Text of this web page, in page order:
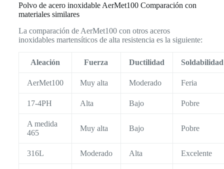
Polvo de acero inoxidable AerMet100 Comparación con
materiales similares
La comparación de AerMet100 con otros aceros
inoxidables martensíticos de alta resistencia es la siguiente:
Aleación Fuerza Ductilidad Soldabilidad
AerMet100 Muy alta Moderado Feria
17-4PH Alta Bajo Pobre
A medida
465
Muy alta Bajo Pobre
316L Moderado Alta Excelente